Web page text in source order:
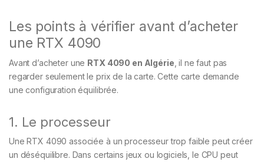
Les points à vérifier avant d’acheter
une RTX 4090
Avant d’acheter une RTX 4090 en Algérie, il ne faut pas
regarder seulement le prix de la carte. Cette carte demande
une configuration équilibrée.
1. Le processeur
Une RTX 4090 associée à un processeur trop faible peut créer
un déséquilibre. Dans certains jeux ou logiciels, le CPU peut